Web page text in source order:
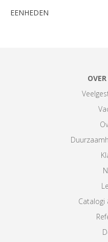
EENHEDEN
Catalogi